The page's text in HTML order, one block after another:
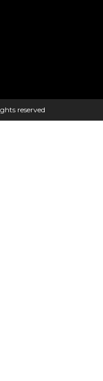
reserved